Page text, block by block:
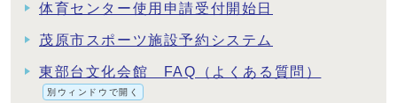
体育センター使用申請受付開始日
茂原市スポーツ施設予約システム
東部台文化会館 FAQ（よくある質問）
別ウィンドウで開く